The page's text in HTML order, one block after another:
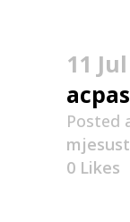
11 Jul
Posted
0 Likes